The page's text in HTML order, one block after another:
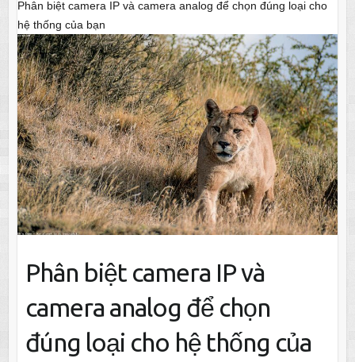
Phân biệt camera IP và camera analog để chọn đúng loại cho
hệ thống của bạn
Phân biệt camera IP và
camera analog để chọn
đúng loại cho hệ thống của